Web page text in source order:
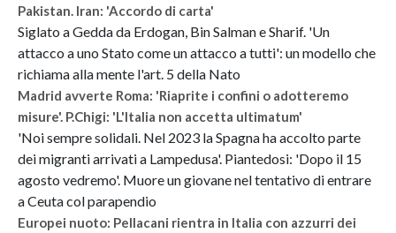
Pakistan. Iran: 'Accordo di carta'
Siglato a Gedda da Erdogan, Bin Salman e Sharif. 'Un
attacco a uno Stato come un attacco a tutti': un modello che
richiama alla mente l'art. 5 della Nato
Madrid avverte Roma: 'Riaprite i confini o adotteremo
misure'. P.Chigi: 'L'Italia non accetta ultimatum'
'Noi sempre solidali. Nel 2023 la Spagna ha accolto parte
dei migranti arrivati a Lampedusa'. Piantedosi: 'Dopo il 15
agosto vedremo'. Muore un giovane nel tentativo di entrare
a Ceuta col parapendio
Europei nuoto: Pellacani rientra in Italia con azzurri dei